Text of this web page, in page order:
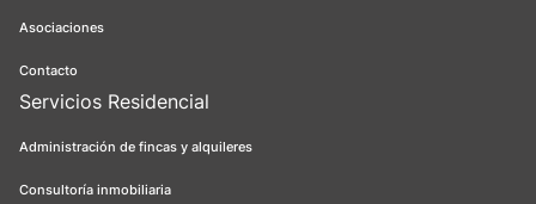
Asociaciones
Contacto
Servicios Residencial
Administración de fincas y alquileres
Consultoría inmobiliaria